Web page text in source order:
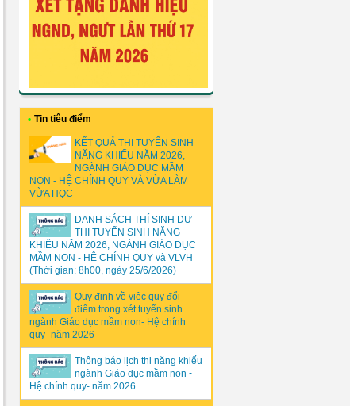
• Tin tiêu điểm
KẾT QUẢ THI TUYỂN SINH
NĂNG KHIẾU NĂM 2026,
NGÀNH GIÁO DỤC MẦM
NON - HỆ CHÍNH QUY VÀ VỪA LÀM
VỪA HỌC
DANH SÁCH THÍ SINH DỰ
THI TUYỂN SINH NĂNG
KHIẾU NĂM 2026, NGÀNH GIÁO DỤC
MẦM NON - HỆ CHÍNH QUY và VLVH
(Thời gian: 8h00, ngày 25/6/2026)
Quy định về việc quy đổi
điểm trong xét tuyển sinh
ngành Giáo dục mầm non- Hệ chính
quy- năm 2026
Thông báo lịch thi năng khiếu
ngành Giáo dục mầm non -
Hệ chính quy- năm 2026